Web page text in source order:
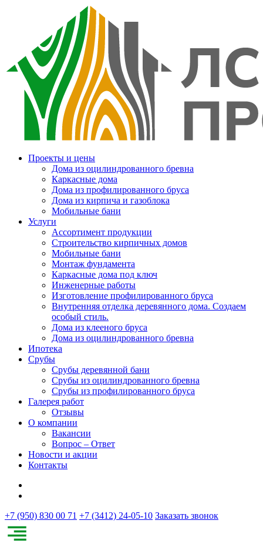
Проекты и цены
Дома из оцилиндрованного бревна
Каркасные дома
Дома из профилированного бруса
Дома из кирпича и газоблока
Мобильные бани
Услуги
Ассортимент продукции
Строительство кирпичных домов
Мобильные бани
Монтаж фундамента
Каркасные дома под ключ
Инженерные работы
Изготовление профилированного бруса
Внутренняя отделка деревянного дома. Создаем
особый стиль.
Дома из клееного бруса
Дома из оцилиндрованного бревна
Ипотека
Срубы
Срубы деревянной бани
Срубы из оцилиндрованного бревна
Срубы из профилированного бруса
Галерея работ
Отзывы
О компании
Вакансии
Вопрос – Ответ
Новости и акции
Контакты
+7 (950) 830 00 71 +7 (3412) 24-05-10 Заказать звонок